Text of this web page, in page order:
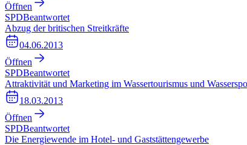
Öffnen
SPDBeantwortet
Abzug der britischen Streitkräfte
04.06.2013
Öffnen
SPDBeantwortet
Attraktivität und Marketing im Wassertourismus und
18.03.2013
Öffnen
SPDBeantwortet
Die Energiewende im Hotel- und Gaststättengewerbe